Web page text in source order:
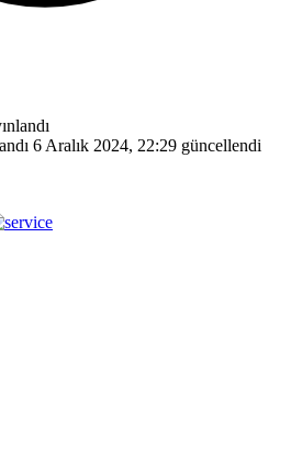
6 Aralık 2024, 22:29 güncellendi